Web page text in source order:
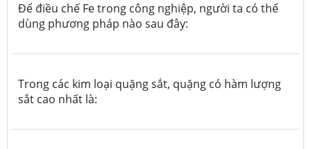
Để điều chế Fe trong công nghiệp, người ta có thể
dùng phương pháp nào sau đây:
Trong các kim loại quặng sắt, quặng có hàm lượng
sắt cao nhất là: